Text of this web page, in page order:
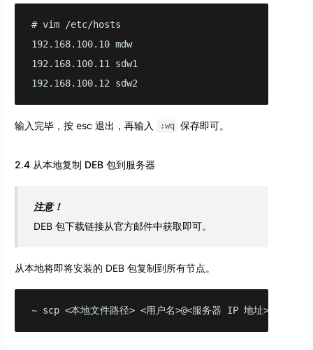
# vim /etc/hosts
192.168.100.10 mdw
192.168.100.11 sdw1
192.168.100.12 sdw2
输入完毕，按 esc 退出，再输入 :wq 保存即可。
2.4 从本地复制 DEB 包到服务器
注意！
DEB 包下载链接从官方邮件中获取即可。
从本地将即将安装的 DEB 包复制到所有节点。
~ scp <本地文件路径> <用户名>@<服务器 IP 地址>:<服务器